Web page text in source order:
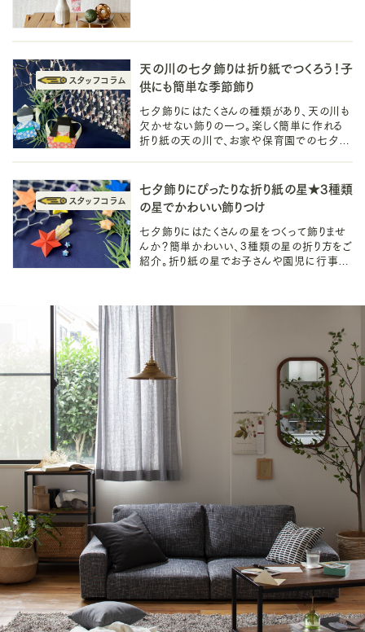
天の川の七夕飾りは折り紙でつくろう！子
供にも簡単な季節飾り
七夕飾りにはたくさんの種類があり、天の川も
欠かせない飾りの一つ。楽しく簡単に作れる
折り紙の天の川で、お家や保育園での七夕を
七夕飾りにぴったりな折り紙の星★3種類
の星でかわいい飾りつけ
七夕飾りにはたくさんの星をつくって飾りませ
んか？簡単かわいい、3種類の星の折り方をご
紹介。折り紙の星でお子さんや園児に行事を